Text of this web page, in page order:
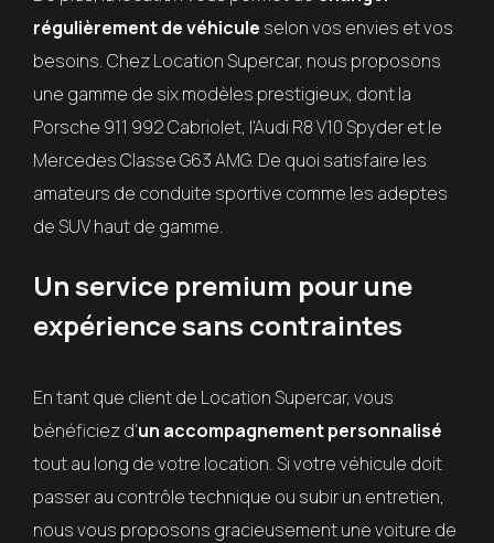
régulièrement de véhicule selon vos envies et vos
besoins. Chez Location Supercar, nous proposons
une gamme de six modèles prestigieux, dont la
Porsche 911 992 Cabriolet, l'Audi R8 V10 Spyder et le
Mercedes Classe G63 AMG. De quoi satisfaire les
amateurs de conduite sportive comme les adeptes
de SUV haut de gamme.
Un service premium pour une
expérience sans contraintes
En tant que client de Location Supercar, vous
bénéficiez d'un accompagnement personnalisé
tout au long de votre location. Si votre véhicule doit
passer au contrôle technique ou subir un entretien,
nous vous proposons gracieusement une voiture de